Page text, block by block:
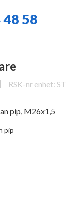
48 58
RSK-nr enhet: ST
pip, M26x1,5
pip